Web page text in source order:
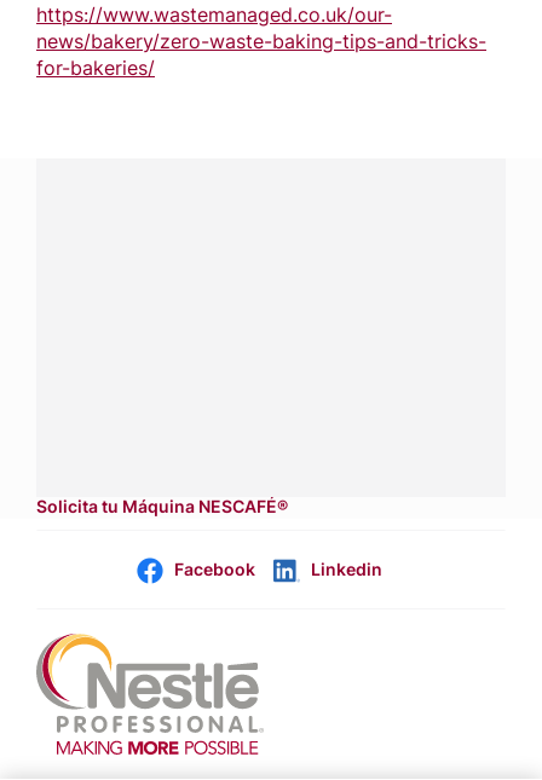
https://www.wastemanaged.co.uk/our-
news/bakery/zero-waste-baking-tips-and-tricks-
for-bakeries/
Solicita tu Máquina NESCAFÉ®
Facebook Linkedin